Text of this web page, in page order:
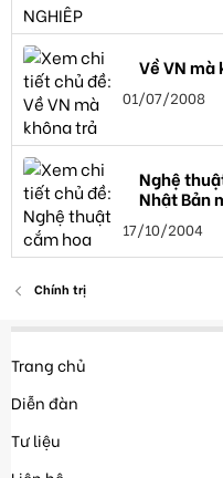
Về VN
01/07/2008
Nghệ
Nhật Bản
17/10/2004
Chính trị
Trang chủ
Diễn đàn
Tư liệu